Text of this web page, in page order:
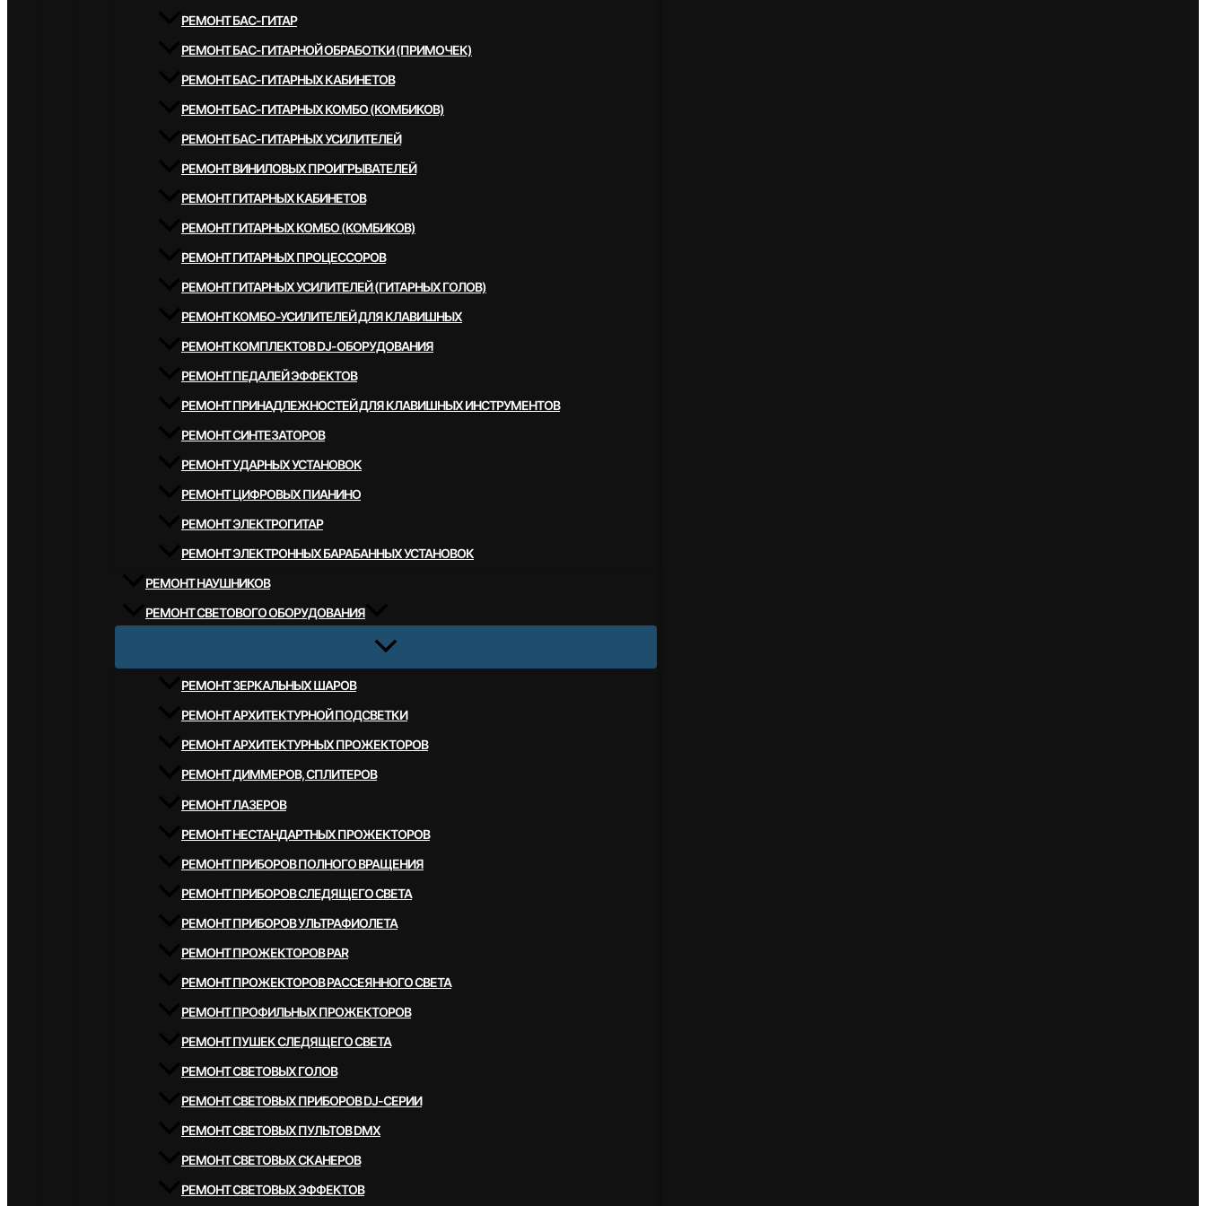
РЕМОНТ БАС-ГИТАР
РЕМОНТ БАС-ГИТАРНОЙ ОБРАБОТКИ (ПРИМОЧЕК)
РЕМОНТ БАС-ГИТАРНЫХ КАБИНЕТОВ
РЕМОНТ БАС-ГИТАРНЫХ КОМБО (КОМБИКОВ)
РЕМОНТ БАС-ГИТАРНЫХ УСИЛИТЕЛЕЙ
РЕМОНТ ВИНИЛОВЫХ ПРОИГРЫВАТЕЛЕЙ
РЕМОНТ ГИТАРНЫХ КАБИНЕТОВ
РЕМОНТ ГИТАРНЫХ КОМБО (КОМБИКОВ)
РЕМОНТ ГИТАРНЫХ ПРОЦЕССОРОВ
РЕМОНТ ГИТАРНЫХ УСИЛИТЕЛЕЙ (ГИТАРНЫХ ГОЛОВ)
РЕМОНТ КОМБО-УСИЛИТЕЛЕЙ ДЛЯ КЛАВИШНЫХ
РЕМОНТ КОМПЛЕКТОВ DJ-ОБОРУДОВАНИЯ
РЕМОНТ ПЕДАЛЕЙ ЭФФЕКТОВ
РЕМОНТ ПРИНАДЛЕЖНОСТЕЙ ДЛЯ КЛАВИШНЫХ ИНСТРУМЕНТОВ
РЕМОНТ СИНТЕЗАТОРОВ
РЕМОНТ УДАРНЫХ УСТАНОВОК
РЕМОНТ ЦИФРОВЫХ ПИАНИНО
РЕМОНТ ЭЛЕКТРОГИТАР
РЕМОНТ ЭЛЕКТРОННЫХ БАРАБАННЫХ УСТАНОВОК
РЕМОНТ НАУШНИКОВ
РЕМОНТ СВЕТОВОГО ОБОРУДОВАНИЯ
РЕМОНТ ЗЕРКАЛЬНЫХ ШАРОВ
РЕМОНТ АРХИТЕКТУРНОЙ ПОДСВЕТКИ
РЕМОНТ АРХИТЕКТУРНЫХ ПРОЖЕКТОРОВ
РЕМОНТ ДИММЕРОВ, СПЛИТЕРОВ
РЕМОНТ ЛАЗЕРОВ
РЕМОНТ НЕСТАНДАРТНЫХ ПРОЖЕКТОРОВ
РЕМОНТ ПРИБОРОВ ПОЛНОГО ВРАЩЕНИЯ
РЕМОНТ ПРИБОРОВ СЛЕДЯЩЕГО СВЕТА
РЕМОНТ ПРИБОРОВ УЛЬТРАФИОЛЕТА
РЕМОНТ ПРОЖЕКТОРОВ PAR
РЕМОНТ ПРОЖЕКТОРОВ РАССЕЯННОГО СВЕТА
РЕМОНТ ПРОФИЛЬНЫХ ПРОЖЕКТОРОВ
РЕМОНТ ПУШЕК СЛЕДЯЩЕГО СВЕТА
РЕМОНТ СВЕТОВЫХ ГОЛОВ
РЕМОНТ СВЕТОВЫХ ПРИБОРОВ DJ-СЕРИИ
РЕМОНТ СВЕТОВЫХ ПУЛЬТОВ DMX
РЕМОНТ СВЕТОВЫХ СКАНЕРОВ
РЕМОНТ СВЕТОВЫХ ЭФФЕКТОВ